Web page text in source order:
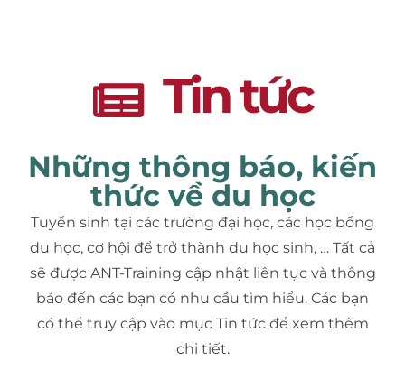
Tin tức
Những thông báo, kiến
thức về du học
Tuyển sinh tại các trường đại học, các học bổng
du học, cơ hội để trở thành du học sinh, … Tất cả
sẽ được ANT-Training cập nhật liên tục và thông
báo đến các bạn có nhu cầu tìm hiểu. Các bạn
có thể truy cập vào mục Tin tức để xem thêm
chi tiết.